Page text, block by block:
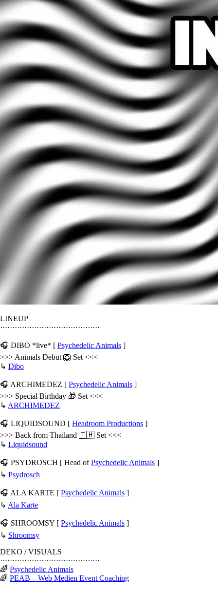
LINEUP
·········································
🎧 DIBO *live* [ Psychedelic Animals ]
>>> Animals Debut 🦁 Set <<<
↳ Dibo
🎧 ARCHIMEDEZ [ Psychedelic Animals ]
>>> Special Birthday 🎁 Set <<<
↳ ARCHIMEDEZ
🎧 LIQUIDSOUND [ Headroom Productions ]
>>> Back from Thailand 🇹🇭 Set <<<
↳ Liquidsound
🎧 PSYDROSCH [ Head ofPsychedelic Animals ]
↳ Psydrosch
🎧 ALA KARTE [ Psychedelic Animals ]
↳ Ala Karte
🎧 SHROOMSY [ Psychedelic Animals ]
↳ Shroomsy
DEKO / VISUALS
·········································
🌈 Psychedelic Animals
🌈 PEAB – Web Medien Event Coaching